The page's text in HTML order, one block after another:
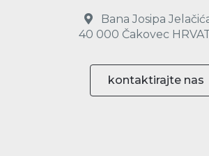
Bana Josipa
40 000 Čakovec
kontaktirajte nas